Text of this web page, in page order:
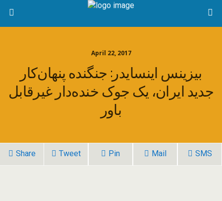
April 22, 2017
بیزینس اینسایدر: جنگنده پنهان‌کار
جدید ایران، یک جوک خنده‌دار غیرقابل
باور
Share Tweet Pin Mail SMS